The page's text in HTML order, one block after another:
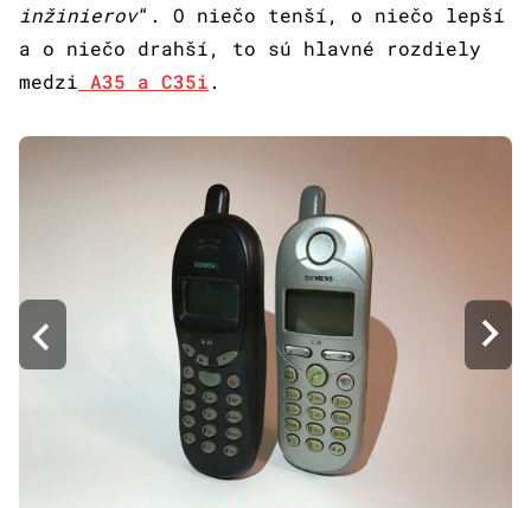
inžinierov“. O niečo tenší, o niečo lepší
a o niečo drahší, to sú hlavné rozdiely
medzi A35 a C35i .